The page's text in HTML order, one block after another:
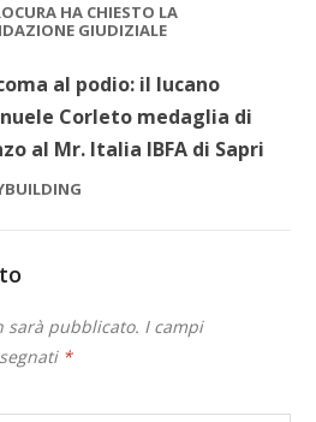
HA CHIESTO LA
GIUDIZIALE
al podio: il lucano
Corleto medaglia di
al Mr. Italia IBFA di Sapri
sarà pubblicato. I campi
*